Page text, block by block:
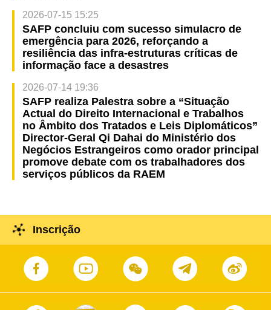
2026-07-15 15:25
SAFP concluiu com sucesso simulacro de
emergência para 2026, reforçando a
resiliência das infra-estruturas críticas de
informação face a desastres
2026-07-14 19:36
SAFP realiza Palestra sobre a “Situação
Actual do Direito Internacional e Trabalhos
no Âmbito dos Tratados e Leis Diplomáticos”
Director-Geral Qi Dahai do Ministério dos
Negócios Estrangeiros como orador principal
promove debate com os trabalhadores dos
serviços públicos da RAEM
Inscrição